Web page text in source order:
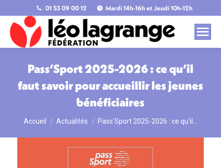
01 53 09 00 12 Mardi 14h-16h et Jeudi 10h-12h
Pass’Sport 2025-2026 : ce qu’il
faut savoir pour accueillir les jeunes
bénéficiaires
Vous êtes ici :
Accueil Actualités Pass’Sport 2025-2026 : ce qu’il…